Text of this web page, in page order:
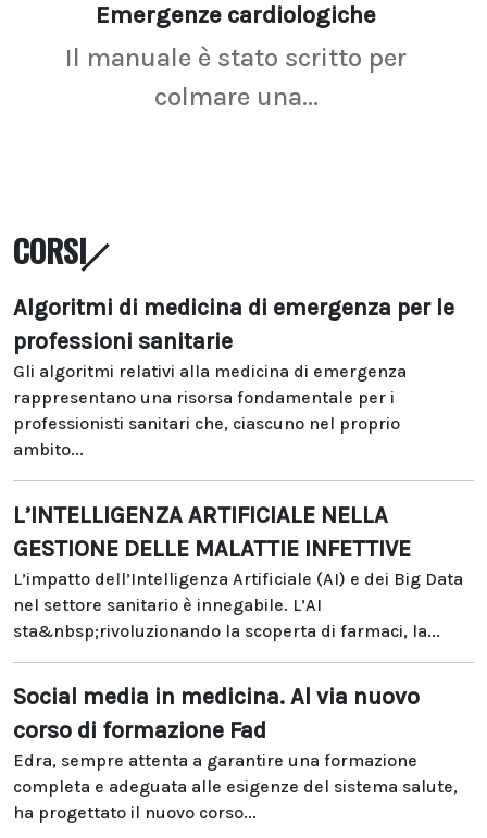
Emergenze cardiologiche
Il manuale è stato scritto per
colmare una...
CORSI
Algoritmi di medicina di emergenza per le
professioni sanitarie
Gli algoritmi relativi alla medicina di emergenza
rappresentano una risorsa fondamentale per i
professionisti sanitari che, ciascuno nel proprio
ambito...
L’INTELLIGENZA ARTIFICIALE NELLA
GESTIONE DELLE MALATTIE INFETTIVE
L’impatto dell’Intelligenza Artificiale (AI) e dei Big Data
nel settore sanitario è innegabile. L’AI
sta&nbsp;rivoluzionando la scoperta di farmaci, la...
Social media in medicina. Al via nuovo
corso di formazione Fad
Edra, sempre attenta a garantire una formazione
completa e adeguata alle esigenze del sistema salute,
ha progettato il nuovo corso...